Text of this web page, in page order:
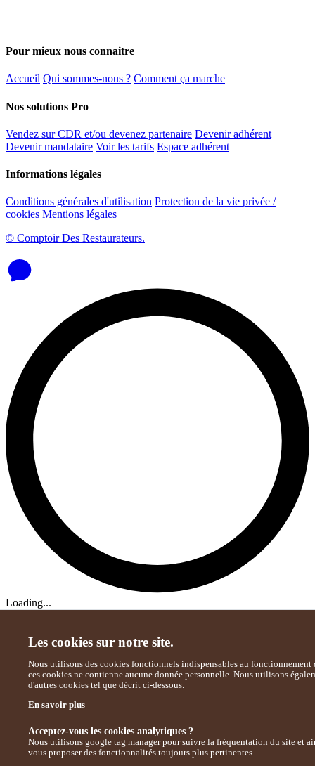
Les cookies sur notre site.
Nous utilisons des cookies fonctionnels indispensables au fonctionnement
ces cookies ne contienne aucune donnée personnelle. Nous utilisons
d'autres cookies tel que décrit ci-dessous.
En savoir plus
Acceptez-vous les cookies analytiques ?
Nous utilisons google tag manager pour suivre la fréquentation du site et
vous proposer des fonctionnalités toujours plus pertinentes
Pour mieux nous connaitre
Accueil Qui sommes-nous ? Comment ça marche
Nos solutions Pro
Vendez sur CDR et/ou devenez partenaire Devenir adhérent
Devenir mandataire Voir les tarifs Espace adhérent
Informations légales
Conditions générales d'utilisation Protection de la vie privée /
cookies Mentions légales
© Comptoir Des Restaurateurs.
Loading...